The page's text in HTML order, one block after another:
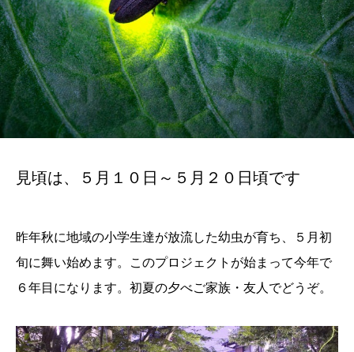
見頃は、５月１０日～５月２０日頃です
昨年秋に地域の小学生達が放流した幼虫が育ち、５月初
旬に舞い始めます。このプロジェクトが始まって今年で
６年目になります。初夏の夕べご家族・友人でどうぞ。